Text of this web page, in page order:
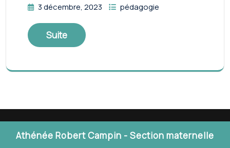
3 décembre, 2023 pédagogie
Suite
Athénée Robert Campin - Section maternelle